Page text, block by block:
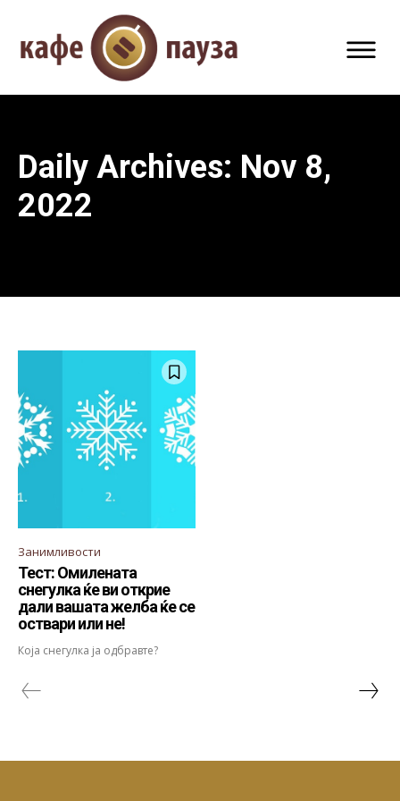
Daily Archives: Nov 8,
2022
Занимливости
Тест: Омилената
снегулка ќе ви открие
дали вашата желба ќе се
оствари или не!
Која снегулка ја одбравте?